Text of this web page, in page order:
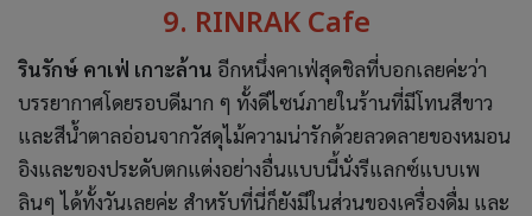
9. RINRAK Cafe
รินรักษ์ คาเฟ่ เกาะล้าน อีกหนึ่งคาเฟ่สุดชิลที่บอกเลยค่ะว่า
บรรยากาศโดยรอบดีมาก ๆ ทั้งดีไซน์ภายในร้านที่มีโทนสีขาว
และสีน้ำตาลอ่อนจากวัสดุไม้ความน่ารักด้วยลวดลายของหมอน
อิงและของประดับตกแต่งอย่างอื่นแบบนี้นั่งรีแลกซ์แบบเพ
ลินๆ ได้ทั้งวันเลยค่ะ สำหรับที่นี่ก็ยังมีในส่วนของเครื่องดื่ม และ